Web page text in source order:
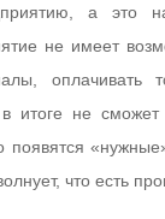
а это
не имеет
оплачивать
итоге не сможет
появятся
что есть